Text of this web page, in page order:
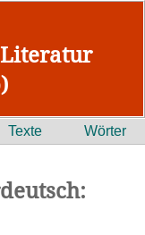
Texte Wörter